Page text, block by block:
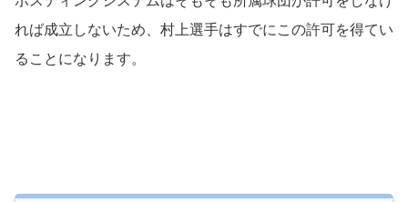
れば成立しないため、村上選手はすでにこの許可を得てい
ることになります。